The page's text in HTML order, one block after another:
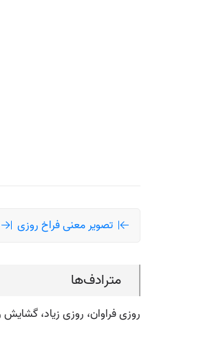
تصویر معنی فراخ روزی
مترادف‌ها
روزی فراوان، روزی زیاد،